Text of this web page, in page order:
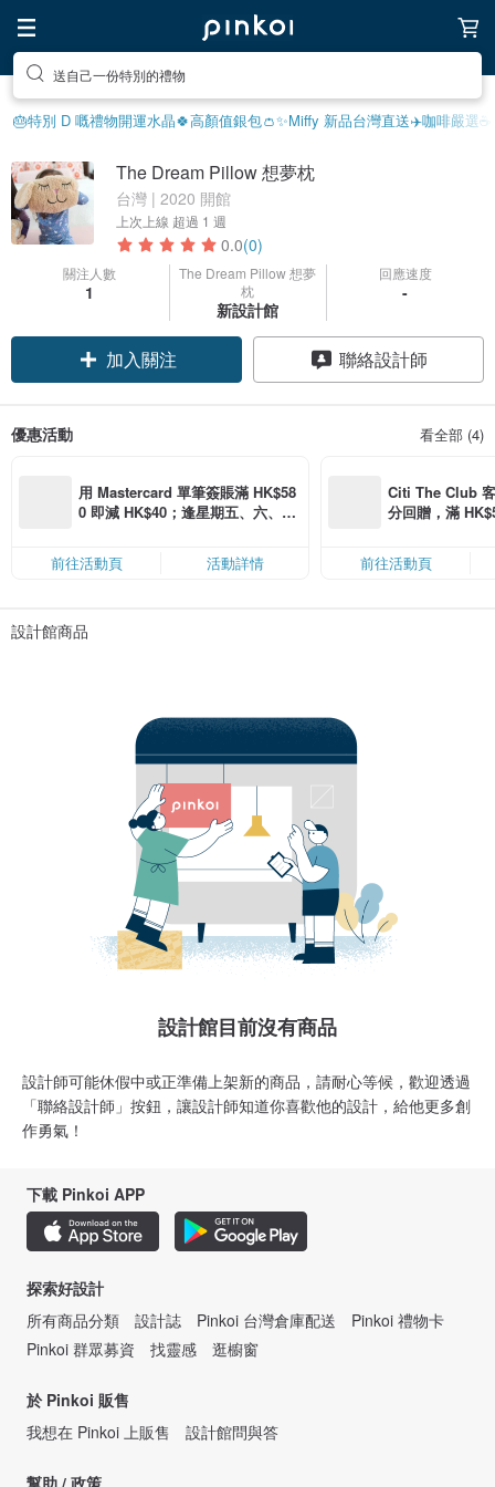
送自己一份特別的禮物
🎂特別 D 嘅禮物開運水晶🍀高顏值銀包👛✨Miffy 新品台灣直送✈️咖啡嚴選☕️
The Dream Pillow 想夢枕
台灣 | 2020 開館
上次上線 超過 1 週
0.0(0)
關注人數
1
The Dream Pillow 想夢
枕
新設計館
回應速度
-
加入關注 聯絡設計師
優惠活動 看全部 (4)
用 Mastercard 單筆簽賬滿 HK$58
0 即減 HK$40；逢星期五、六、日
卡」結帳）
前往活動頁 活動詳情
Citi The Club
分回贈，滿
前往活動頁
設計館商品
設計館目前沒有商品
設計師可能休假中或正準備上架新的商品，請耐心等候，歡迎透過
「聯絡設計師」按鈕，讓設計師知道你喜歡他的設計，給他更多創
作勇氣！
下載 Pinkoi APP
探索好設計
所有商品分類
設計誌 Pinkoi 台灣倉庫配送
Pinkoi 禮物卡
Pinkoi 群眾募資
找靈感 逛櫥窗
於 Pinkoi 販售
我想在 Pinkoi 上販售
設計館問與答
幫助 / 政策